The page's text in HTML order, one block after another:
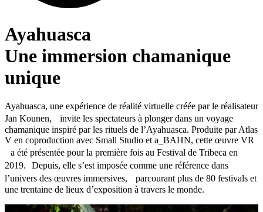
Ayahuasca
Une immersion chamanique
unique
Ayahuasca, une expérience de réalité virtuelle créée par le réalisateur
Jan Kounen, invite les spectateurs à plonger dans un voyage
chamanique inspiré par les rituels de l’Ayahuasca. Produite par Atlas
V en coproduction avec Small Studio et a_BAHN, cette œuvre VR
a été présentée pour la première fois au Festival de Tribeca en
2019. Depuis, elle s’est imposée comme une référence dans
l’univers des œuvres immersives, parcourant plus de 80 festivals et
une trentaine de lieux d’exposition à travers le monde.